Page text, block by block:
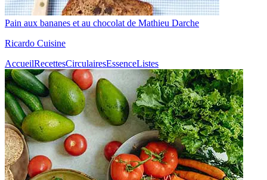
Pain aux bananes et au chocolat de Mathieu Darche
Ricardo Cuisine
AccueilRecettesCirculairesEssenceListes